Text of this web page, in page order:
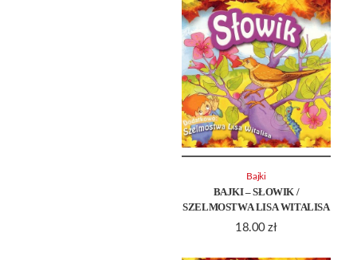
BAJKI – SŁOWIK /
SZELMOSTWA LISA WITALISA
18.00zł
Bajki